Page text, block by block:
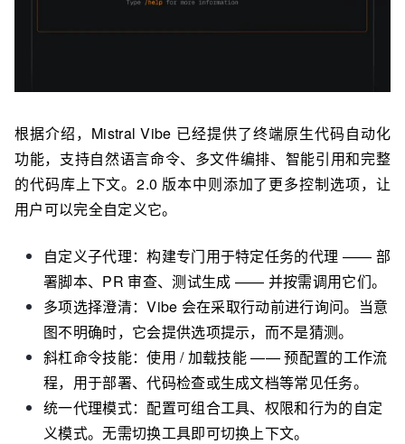
根据介绍，Mistral Vibe 已经提供了终端原生代码自动化
功能，支持自然语言命令、多文件编排、智能引用和完整
的代码库上下文。2.0 版本中则添加了更多控制选项，让
用户可以完全自定义它。
自定义子代理：构建专门用于特定任务的代理 —— 部
署脚本、PR 审查、测试生成 —— 并按需调用它们。
多项选择澄清：Vibe 会在采取行动前进行询问。当意
图不明确时，它会提供选项提示，而不是猜测。
斜杠命令技能：使用 / 加载技能 —— 预配置的工作流
程，用于部署、代码检查或生成文档等常见任务。
统一代理模式：配置可组合工具、权限和行为的自定
义模式。无需切换工具即可切换上下文。